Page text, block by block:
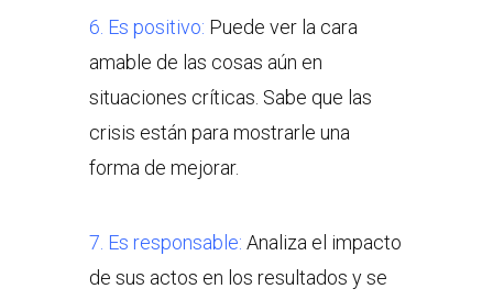
6. Es positivo: Puede ver la cara
amable de las cosas aún en
situaciones críticas. Sabe que las
crisis están para mostrarle una
forma de mejorar.
7. Es responsable: Analiza el impacto
de sus actos en los resultados y se